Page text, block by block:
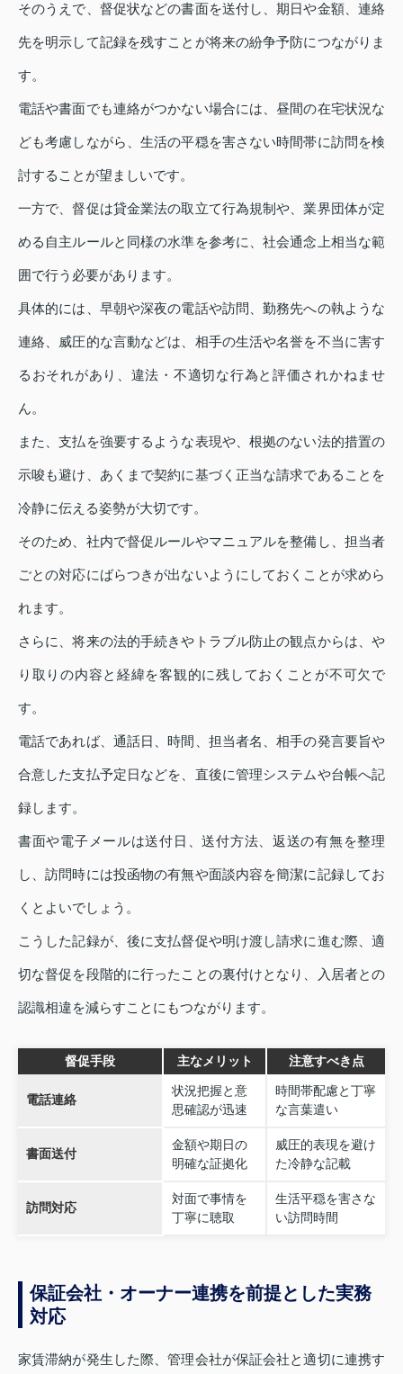
そのうえで、督促状などの書面を送付し、期日や金額、連絡
先を明示して記録を残すことが将来の紛争予防につながりま
す。
電話や書面でも連絡がつかない場合には、昼間の在宅状況な
ども考慮しながら、生活の平穏を害さない時間帯に訪問を検
討することが望ましいです。
一方で、督促は貸金業法の取立て行為規制や、業界団体が定
める自主ルールと同様の水準を参考に、社会通念上相当な範
囲で行う必要があります。
具体的には、早朝や深夜の電話や訪問、勤務先への執ような
連絡、威圧的な言動などは、相手の生活や名誉を不当に害す
るおそれがあり、違法・不適切な行為と評価されかねませ
ん。
また、支払を強要するような表現や、根拠のない法的措置の
示唆も避け、あくまで契約に基づく正当な請求であることを
冷静に伝える姿勢が大切です。
そのため、社内で督促ルールやマニュアルを整備し、担当者
ごとの対応にばらつきが出ないようにしておくことが求めら
れます。
さらに、将来の法的手続きやトラブル防止の観点からは、や
り取りの内容と経緯を客観的に残しておくことが不可欠で
す。
電話であれば、通話日、時間、担当者名、相手の発言要旨や
合意した支払予定日などを、直後に管理システムや台帳へ記
録します。
書面や電子メールは送付日、送付方法、返送の有無を整理
し、訪問時には投函物の有無や面談内容を簡潔に記録してお
くとよいでしょう。
こうした記録が、後に支払督促や明け渡し請求に進む際、適
切な督促を段階的に行ったことの裏付けとなり、入居者との
認識相違を減らすことにもつながります。
督促手段 主なメリット 注意すべき点
電話連絡
状況把握と意
思確認が迅速
時間帯配慮と丁寧
な言葉遣い
書面送付
金額や期日の
明確な証拠化
威圧的表現を避け
た冷静な記載
訪問対応
対面で事情を
丁寧に聴取
生活平穏を害さな
い訪問時間
保証会社・オーナー連携を前提とした実務
対応
家賃滞納が発生した際、管理会社が保証会社と適切に連携す